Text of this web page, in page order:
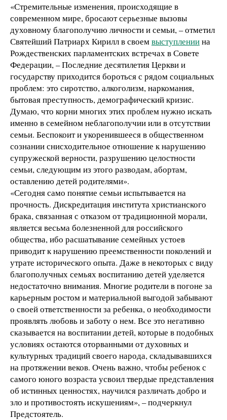
«Стремительные изменения, происходящие в
современном мире, бросают серьезные вызовы
духовному благополучию личности и семьи, – отметил
Святейший Патриарх Кирилл в своемвыступлениина
Рождественских парламентских встречах в Совете
Федерации, – Последние десятилетия Церкви и
государству приходится бороться с рядом социальных
проблем: это сиротство, алкоголизм, наркомания,
бытовая преступность, демографический кризис.
Думаю, что корни многих этих проблем нужно искать
именно в семейном неблагополучии или в отсутствии
семьи. Беспокоит и укоренившееся в общественном
сознании снисходительное отношение к нарушению
супружеской верности, разрушению целостности
семьи, следующим из этого разводам, абортам,
оставлению детей родителями».
«Сегодня само понятие семьи испытывается на
прочность. Дискредитация института христианского
брака, связанная с отказом от традиционной морали,
является весьма болезненной для российского
общества, ибо расшатывание семейных устоев
приводит к нарушению преемственности поколений и
утрате исторического опыта. Даже в некоторых с виду
благополучных семьях воспитанию детей уделяется
недостаточно внимания. Многие родители в погоне за
карьерным ростом и материальной выгодой забывают
о своей ответственности за ребенка, о необходимости
проявлять любовь и заботу о нем. Все это негативно
сказывается на воспитании детей, которые в подобных
условиях остаются оторванными от духовных и
культурных традиций своего народа, складывавшихся
на протяжении веков. Очень важно, чтобы ребенок с
самого юного возраста усвоил твердые представления
об истинных ценностях, научился различать добро и
зло и противостоять искушениям», – подчеркнул
Предстоятель.